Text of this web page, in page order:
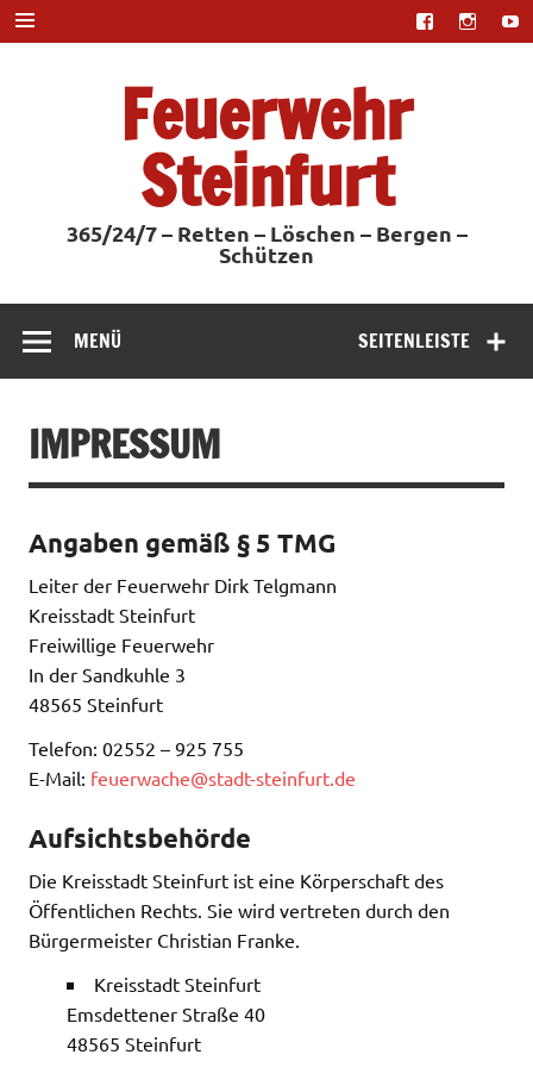
Zum
Inhalt
springen
Feuerwehr
Steinfurt
365/24/7 – Retten – Löschen – Bergen –
Schützen
SEITENLEISTE
MENÜ
IMPRESSUM
Angaben gemäß § 5 TMG
Leiter der Feuerwehr Dirk Telgmann
Kreisstadt Steinfurt
Freiwillige Feuerwehr
In der Sandkuhle 3
48565 Steinfurt
Telefon: 02552 – 925 755
E-Mail: feuerwache@stadt-steinfurt.de
Aufsichtsbehörde
Die Kreisstadt Steinfurt ist eine Körperschaft des
Öffentlichen Rechts. Sie wird vertreten durch den
Bürgermeister Christian Franke.
Kreisstadt Steinfurt
Emsdettener Straße 40
48565 Steinfurt